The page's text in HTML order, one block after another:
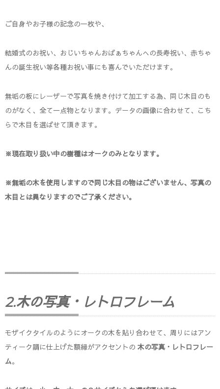
ご自身やお子様の記念の一枚や、
結婚式のお祝い、おじいちゃんおばぁちゃんへの長寿祝い、赤ちゃ
んの誕生祝い等各種お祝い事にも喜んでいただけます。
無垢の板にレーザーで写真を焼き付けて加工する為、同じ木目のも
のがなく、全て一点物となります。データの画像に合わせて、こち
らで木目を選ばせて頂きます。
※現在取り扱い中の樹種はオークのみとなります。
※無垢の木を使用しますので同じ木目の物はございません、写真の
木目とは異なりますのでご了承ください。
2.木の写真・レトロフレーム
モザイクタイルのようにオークの木を貼り合わせて、周りにはアン
ティーク調に仕上げた額縁がアクセントの 木の写真・レトロフレー
ム。